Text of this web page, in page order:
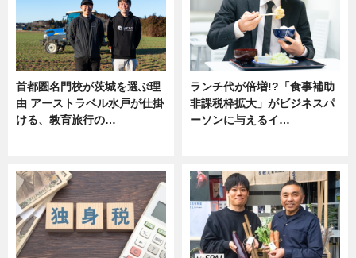
首都圏名門校が茨城を選ぶ理
由 アーストラベル水戸が仕掛
ける、教育旅行の…
ランチ代が倍増!?「食事補助
非課税枠拡大」がビジネスパ
ーソンに与えるイ…